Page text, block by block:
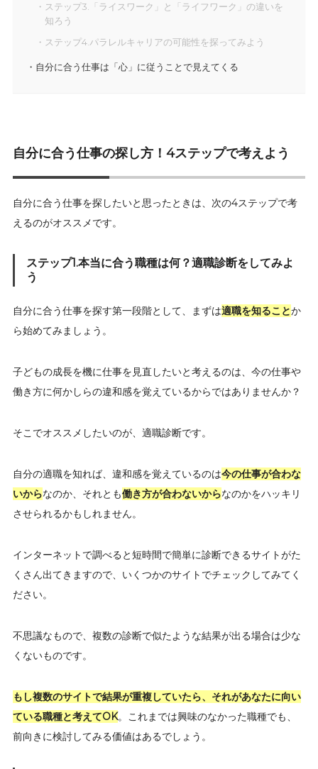
ステップ3.「ライスワーク」と「ライフワーク」の違いを
知ろう
ステップ4.パラレルキャリアの可能性を探ってみよう
自分に合う仕事は「心」に従うことで見えてくる
自分に合う仕事の探し方！4ステップで考えよう
自分に合う仕事を探したいと思ったときは、次の4ステップで考
えるのがオススメです。
ステップ1.本当に合う職種は何？適職診断をしてみよ
う
自分に合う仕事を探す第一段階として、まずは適職を知ることか
ら始めてみましょう。
子どもの成長を機に仕事を見直したいと考えるのは、今の仕事や
働き方に何かしらの違和感を覚えているからではありませんか？
そこでオススメしたいのが、適職診断です。
自分の適職を知れば、違和感を覚えているのは今の仕事が合わな
いからなのか、それとも働き方が合わないからなのかをハッキリ
させられるかもしれません。
インターネットで調べると短時間で簡単に診断できるサイトがた
くさん出てきますので、いくつかのサイトでチェックしてみてく
ださい。
不思議なもので、複数の診断で似たような結果が出る場合は少な
くないものです。
もし複数のサイトで結果が重複していたら、それがあなたに向い
ている職種と考えてOK。これまでは興味のなかった職種でも、
前向きに検討してみる価値はあるでしょう。